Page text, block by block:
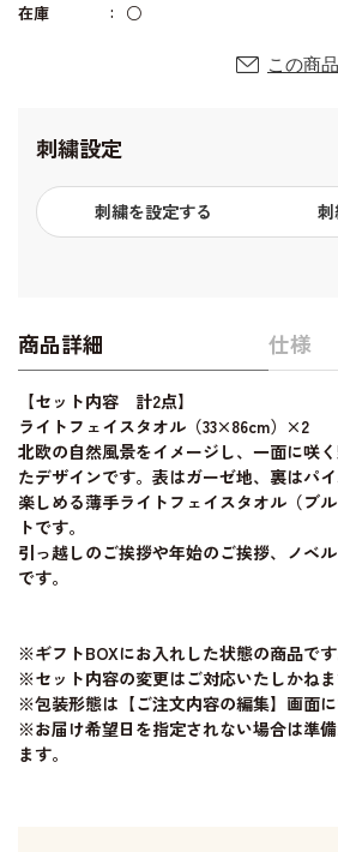
在庫
○
この商
刺繍設定
刺繍を設定する
商品詳細 仕様
【セット内容 計2点】
ライトフェイスタオル（33×86cm）×2
北欧の自然風景をイメージし、一面に咲
たデザインです。表はガーゼ地、裏はパ
楽しめる薄手ライトフェイスタオル（ブ
トです。
引っ越しのご挨拶や年始のご挨拶、ノベ
です。
※ギフトBOXにお入れした状態の商品です
※セット内容の変更はご対応いたしかねま
※包装形態は【ご注文内容の編集】画面に
※お届け希望日を指定されない場合は準
ます。